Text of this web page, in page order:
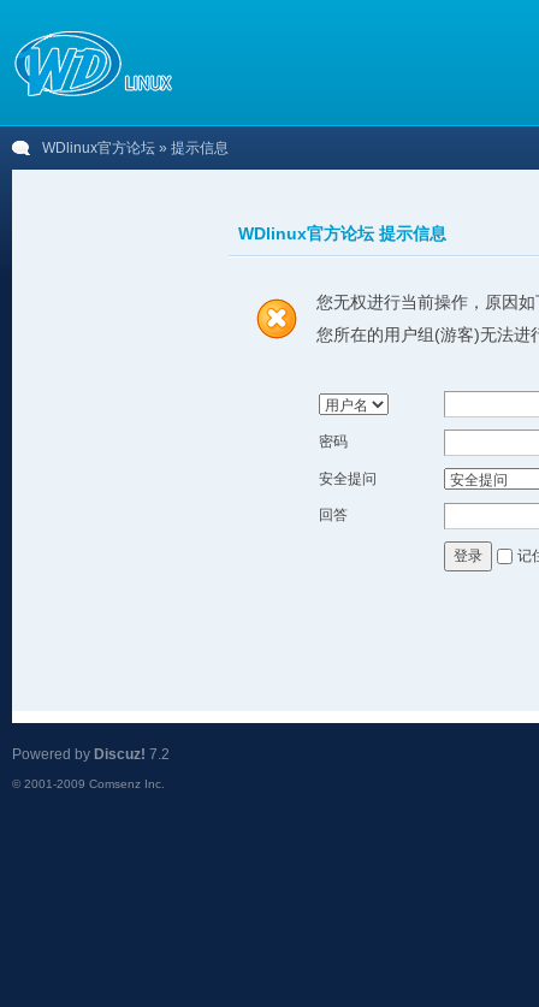
WDlinux官方论坛 » 提示信息
WDlinux官方论坛 提示信息
您无权进行当前操作，原因如
您所在的用户组(游客)无法进
密码
安全提问
回答
登录 记
Powered by Discuz! 7.2
© 2001-2009 Comsenz Inc.